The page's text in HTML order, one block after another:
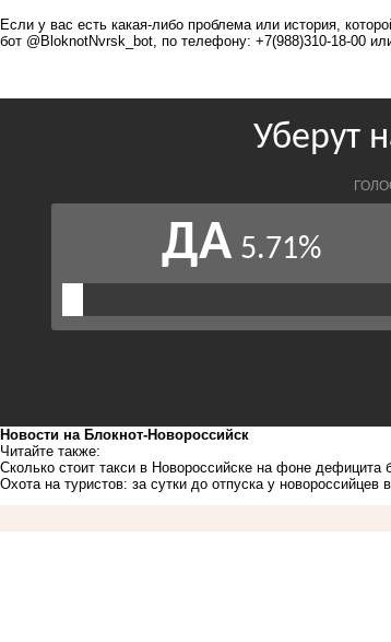
Если у вас есть какая-либо проблема или история,
бот @BloknotNvrsk_bot, по телефону: +7(988)310-18-00
Новости на Блoкнoт-Новороссийск
Читайте также:
Сколько стоит такси в Новороссийске на фоне дефицита
Охота на туристов: за сутки до отпуска у